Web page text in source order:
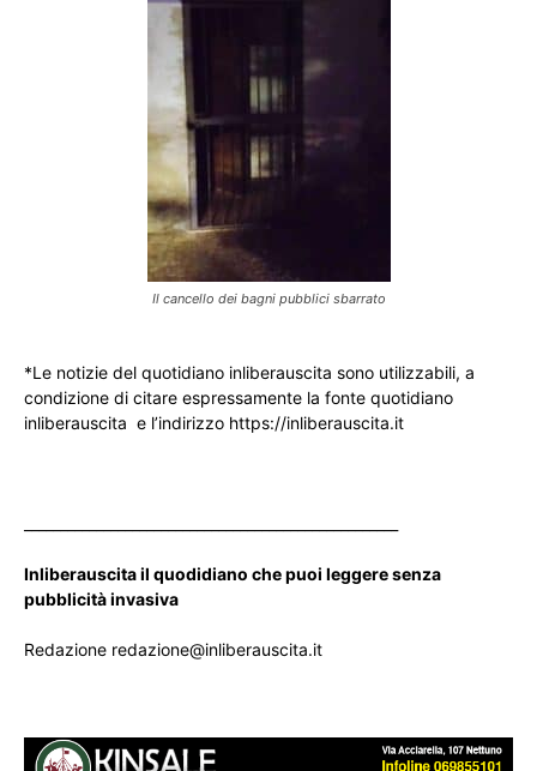
Il cancello dei bagni pubblici sbarrato
*Le notizie del quotidiano inliberauscita sono utilizzabili, a
condizione di citare espressamente la fonte quotidiano
inliberauscita e l’indirizzo https://inliberauscita.it
Inliberauscita il quodidiano che puoi leggere senza
pubblicità invasiva
Redazione redazione@inliberauscita.it